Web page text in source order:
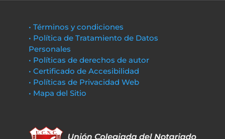
• Términos y condiciones
• Política de Tratamiento de Datos
Personales
• Políticas de derechos de autor
• Certificado de Accesibilidad
• Políticas de Privacidad Web
• Mapa del Sitio